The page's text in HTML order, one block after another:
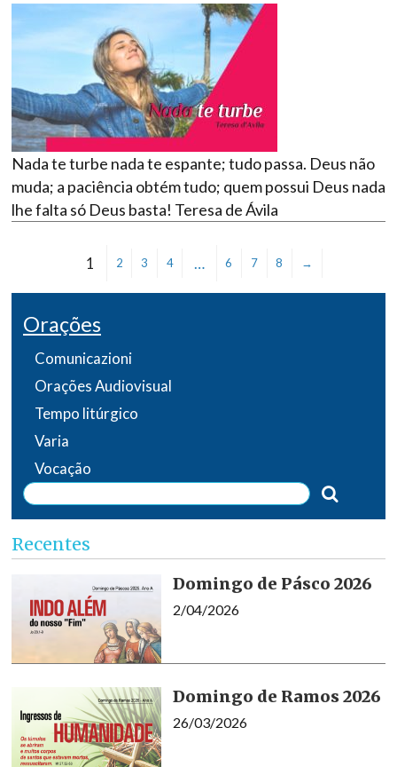
Nada te turbe nada te espante; tudo passa. Deus não
muda; a paciência obtém tudo; quem possui Deus nada
lhe falta só Deus basta! Teresa de Ávila
1 2 3 4 … 6 7 8 →
Orações
Comunicazioni
Orações Audiovisual
Tempo litúrgico
Varia
Vocação
Recentes
Domingo de Pásco 2026
2/04/2026
Domingo de Ramos 2026
26/03/2026